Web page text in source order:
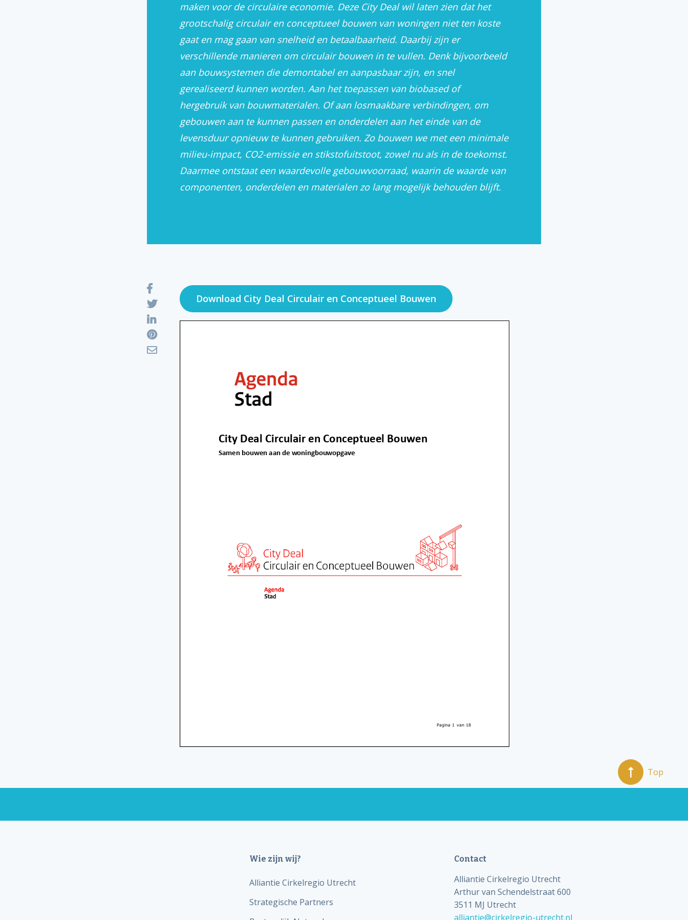
maken voor de circulaire economie. Deze City Deal wil laten zien dat het
grootschalig circulair en conceptueel bouwen van woningen niet ten koste
gaat en mag gaan van snelheid en betaalbaarheid. Daarbij zijn er
verschillende manieren om circulair bouwen in te vullen. Denk bijvoorbeeld
aan bouwsystemen die demontabel en aanpasbaar zijn, en snel
gerealiseerd kunnen worden. Aan het toepassen van biobased of
hergebruik van bouwmaterialen. Of aan losmaakbare verbindingen, om
gebouwen aan te kunnen passen en onderdelen aan het einde van de
levensduur opnieuw te kunnen gebruiken. Zo bouwen we met een minimale
milieu-impact, CO2-emissie en stikstofuitstoot, zowel nu als in de toekomst.
Daarmee ontstaat een waardevolle gebouwvoorraad, waarin de waarde van
componenten, onderdelen en materialen zo lang mogelijk behouden blijft.
Download City Deal Circulair en Conceptueel Bouwen
Wie zijn wij?
Alliantie Cirkelregio Utrecht
Strategische Partners
Contact
Alliantie Cirkelregio Utrecht
Arthur van Schendelstraat 600
3511 MJ Utrecht
alliantie@cirkelregio-utrecht.nl
Top